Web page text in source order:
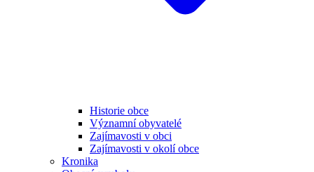
Historie obce
Významní obyvatelé
Zajímavosti v obci
Zajímavosti v okolí obce
Kronika